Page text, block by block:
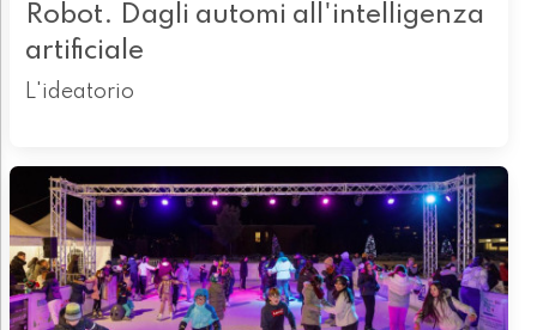
Robot. Dagli automi all'intelligenza
artificiale
L'ideatorio